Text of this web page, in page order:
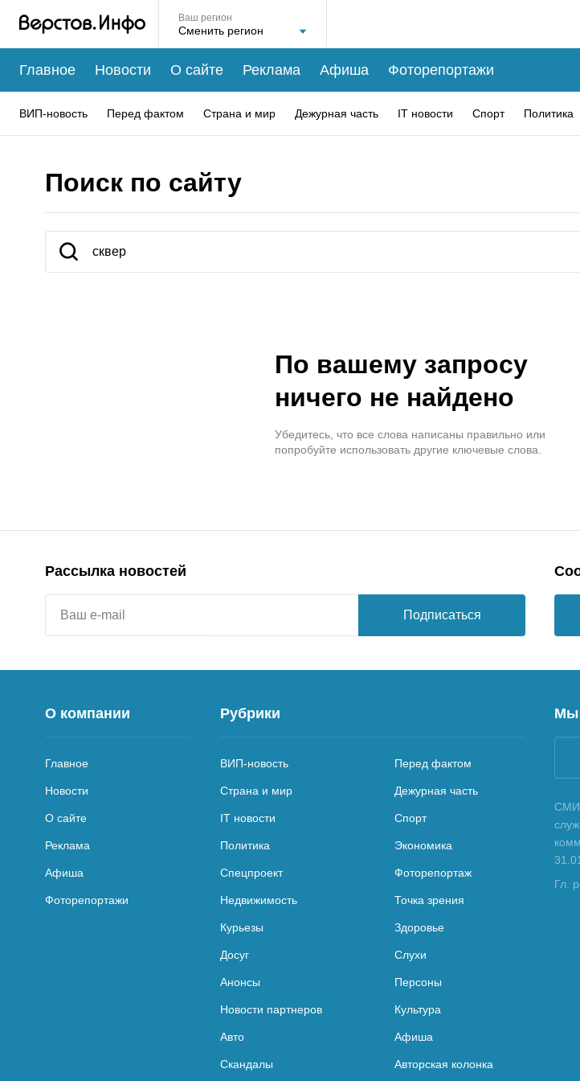
Ваш регион
Главное Новости О сайте Реклама Афиша Фоторепортажи
ВИП-новость Перед фактом Страна и мир Дежурная часть IT новости Спорт Политика
Поиск по сайту
По вашему запросу
ничего не найдено
Убедитесь, что все слова написаны правильно или
попробуйте использовать другие ключевые слова.
Рассылка новостей
Подписаться
О компании
Главное
Новости
О сайте
Реклама
Афиша
Фоторепортажи
Рубрики
ВИП-новость Перед фактом
Страна и мир Дежурная часть
IT новости Спорт
Политика Экономика
Спецпроект Фоторепортаж
Недвижимость Точка зрения
Курьезы Здоровье
Досуг Слухи
Анонсы Персоны
Новости партнеров Культура
Авто Афиша
Скандалы Авторская колонка
Мы
СМИ
Гл.